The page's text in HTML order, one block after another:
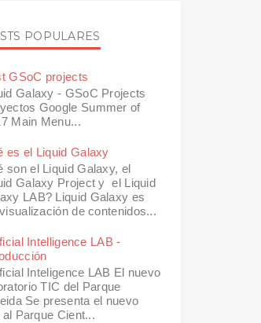
POPULARES
GSoC projects
Galaxy - GSoC Projects
Google Summer of
Main Menu...
es el Liquid Galaxy
son el Liquid Galaxy, el
Galaxy Project y el Liquid
LAB? Liquid Galaxy es
de contenidos...
Intelligence LAB -
Inteligence LAB El nuevo
TIC del Parque
Se presenta el nuevo
Parque Cient...